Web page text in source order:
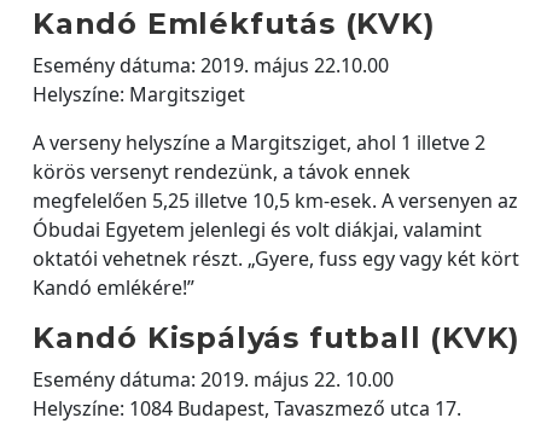
Kandó Emlékfutás (KVK)
Esemény dátuma: 2019. május 22.10.00
Helyszíne: Margitsziget
A verseny helyszíne a Margitsziget, ahol 1 illetve 2
körös versenyt rendezünk, a távok ennek
megfelelően 5,25 illetve 10,5 km-esek. A versenyen az
Óbudai Egyetem jelenlegi és volt diákjai, valamint
oktatói vehetnek részt. „Gyere, fuss egy vagy két kört
Kandó emlékére!”
Kandó Kispályás futball (KVK)
Esemény dátuma: 2019. május 22. 10.00
Helyszíne: 1084 Budapest, Tavaszmező utca 17.